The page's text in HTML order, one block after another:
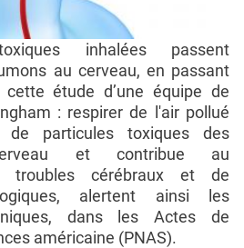
inhalées passent
au cerveau, en passant
étude d’une équipe de
: respirer de l'air pollué
particules toxiques des
et contribue au
troubles cérébraux et de
alertent ainsi les
dans les Actes de
américaine (PNAS).